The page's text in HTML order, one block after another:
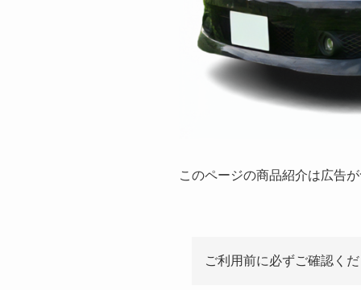
このページの商品紹介は広告
ご利用前に必ずご確認く